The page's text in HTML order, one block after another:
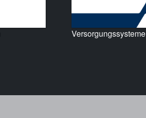
Versorgungssysteme